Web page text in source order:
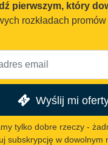
pierwszym, który
rozkładach promów
Wyślij mi
tylko dobre rzeczy -
subskrypcję w dowolnym